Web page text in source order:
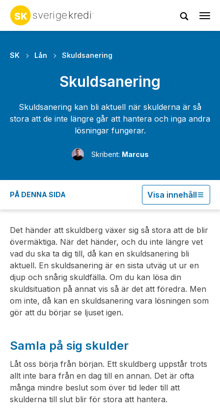
SK Lån Skuldsanering
Skuldsanering
Skuldsanering kan bli aktuell när skulderna är så
stora att de inte längre går att hantera och inga andra
lösningar fungerar.
Skribent: Marcus
PÅ DENNA SIDA Visa innehåll
Det händer att skuldberg växer sig så stora att de blir
övermäktiga. När det händer, och du inte längre vet
vad du ska ta dig till, då kan en skuldsanering bli
aktuell. En skuldsanering är en sista utväg ut ur en
djup och snårig skuldfälla. Om du kan lösa din
skuldsituation på annat vis så är det att föredra. Men
om inte, då kan en skuldsanering vara lösningen som
gör att du börjar se ljuset igen.
Samla på sig skulder
Låt oss börja från början. Ett skuldberg uppstår trots
allt inte bara från en dag till en annan. Det är ofta
många mindre beslut som över tid leder till att
skulderna till slut blir för stora att hantera.